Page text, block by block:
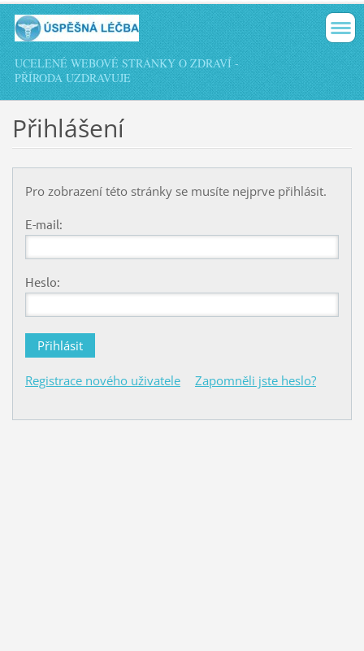
UCELENÉ WEBOVÉ STRÁNKY O ZDRAVÍ -
PŘÍRODA UZDRAVUJE
Přihlášení
Pro zobrazení této stránky se musíte nejprve přihlásit.
E-mail:
Heslo:
Registrace nového uživatele Zapomněli jste heslo?